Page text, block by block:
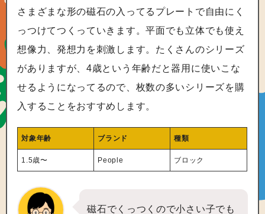
さまざまな形の磁石の入ってるプレートで自由にく
っつけてつくっていきます。平面でも立体でも使え
想像力、発想力を刺激します。たくさんのシリーズ
がありますが、4歳という年齢だと器用に使いこな
せるようになってるので、枚数の多いシリーズを購
入することをおすすめします。
対象年齢 ブランド 種類
1.5歳〜 People ブロック
磁石でくっつくので小さい子でも